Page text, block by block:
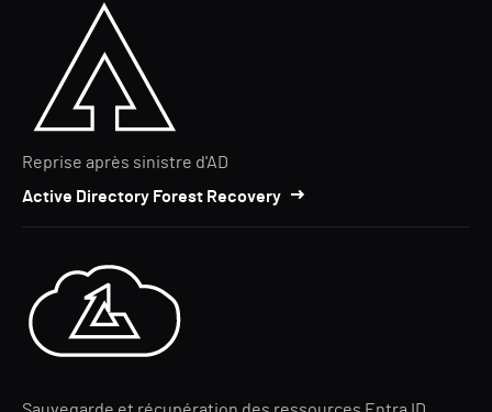
Reprise après sinistre d'AD
Active Directory Forest Recovery